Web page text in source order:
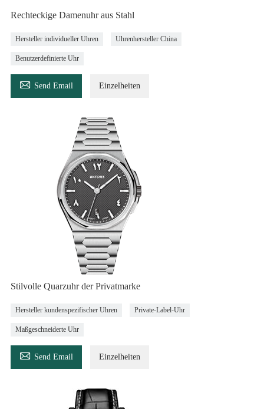
Rechteckige Damenuhr aus Stahl
Hersteller individueller Uhren Uhrenhersteller China
Benutzerdefinierte Uhr
 Send Email Einzelheiten
Stilvolle Quarzuhr der Privatmarke
Hersteller kundenspezifischer Uhren Private-Label-Uhr
Maßgeschneiderte Uhr
 Send Email Einzelheiten